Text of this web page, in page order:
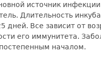
источник инфекции
Длительность
дней. Все зависит от
его иммунитета.
началом.